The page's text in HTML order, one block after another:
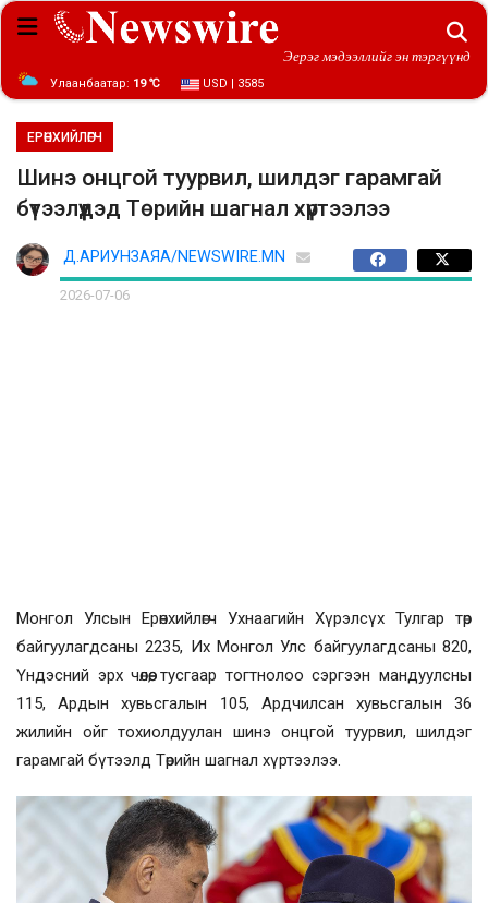
Эерэг мэдээллийг эн тэргүүнд
Улаанбаатар: 19 ℃ USD | 3585
ЕРӨНХИЙЛӨГЧ
Шинэ онцгой туурвил, шилдэг гарамгай
бүтээлүүдэд Төрийн шагнал хүртээлээ
Д.АРИУНЗАЯА/NEWSWIRE.MN
2026-07-06
Монгол Улсын Ерөнхийлөгч Ухнаагийн Хүрэлсүх Тулгар төр
байгуулагдсаны 2235, Их Монгол Улс байгуулагдсаны 820,
Үндэсний эрх чөлөө, тусгаар тогтнолоо сэргээн мандуулсны
115, Ардын хувьсгалын 105, Ардчилсан хувьсгалын 36
жилийн ойг тохиолдуулан шинэ онцгой туурвил, шилдэг
гарамгай бүтээлд Төрийн шагнал хүртээлээ.